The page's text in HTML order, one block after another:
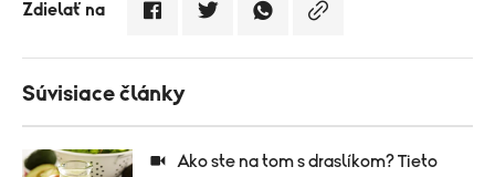
Zdielať na
Súvisiace články